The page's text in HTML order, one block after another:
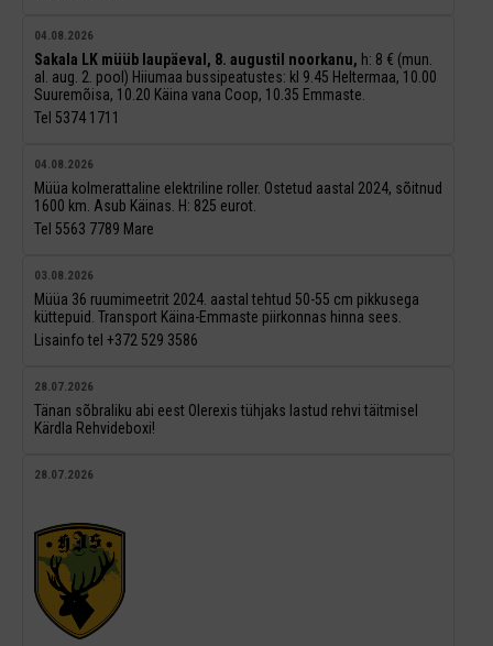
04.08.2026
Sakala LK müüb laupäeval, 8. augustil noorkanu, h: 8 € (mun.
al. aug. 2. pool) Hiiumaa bussipeatustes: kl 9.45 Heltermaa, 10.00
Suuremõisa, 10.20 Käina vana Coop, 10.35 Emmaste.
Tel 5374 1711
04.08.2026
Müüa kolmerattaline elektriline roller. Ostetud aastal 2024, sõitnud
1600 km. Asub Käinas. H: 825 eurot.
Tel 5563 7789 Mare
03.08.2026
Müüa 36 ruumimeetrit 2024. aastal tehtud 50-55 cm pikkusega
küttepuid. Transport Käina-Emmaste piirkonnas hinna sees.
Lisainfo tel +372 529 3586
28.07.2026
Tänan sõbraliku abi eest Olerexis tühjaks lastud rehvi täitmisel
Kärdla Rehvideboxi!
28.07.2026